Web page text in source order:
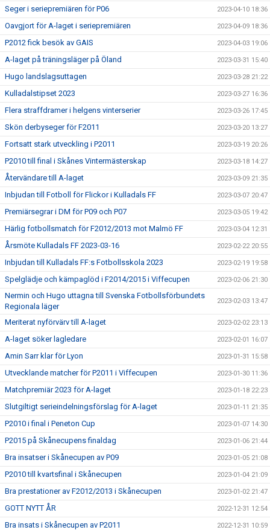
Seger i seriepremiären för P06 2023-04-10 18:36
Oavgjort för A-laget i seriepremiären 2023-04-09 18:36
P2012 fick besök av GAIS 2023-04-03 19:06
A-laget på träningsläger på Öland 2023-03-31 15:40
Hugo landslagsuttagen 2023-03-28 21:22
Kulladalstipset 2023 2023-03-27 16:36
Flera straffdramer i helgens vinterserier 2023-03-26 17:45
Skön derbyseger för F2011 2023-03-20 13:27
Fortsatt stark utveckling i P2011 2023-03-19 20:26
P2010 till final i Skånes Vintermästerskap 2023-03-18 14:27
Återvändare till A-laget 2023-03-09 21:35
Inbjudan till Fotboll för Flickor i Kulladals FF 2023-03-07 20:47
Premiärsegrar i DM för P09 och P07 2023-03-05 19:42
Härlig fotbollsmatch för F2012/2013 mot Malmö FF 2023-03-04 12:31
Årsmöte Kulladals FF 2023-03-16 2023-02-22 20:55
Inbjudan till Kulladals FF:s Fotbollsskola 2023 2023-02-19 19:58
Spelglädje och kämpaglöd i F2014/2015 i Viffecupen 2023-02-06 21:30
Nermin och Hugo uttagna till Svenska Fotbollsförbundets
Regionala läger
2023-02-03 13:47
Meriterat nyförvärv till A-laget 2023-02-02 23:13
A-laget söker lagledare 2023-02-01 16:07
Amin Sarr klar för Lyon 2023-01-31 15:58
Utvecklande matcher för P2011 i Viffecupen 2023-01-30 11:36
Matchpremiär 2023 för A-laget 2023-01-18 22:23
Slutgiltigt serieindelningsförslag för A-laget 2023-01-11 21:35
P2010 i final i Peneton Cup 2023-01-07 14:30
P2015 på Skånecupens finaldag 2023-01-06 21:44
Bra insatser i Skånecupen av P09 2023-01-05 21:08
P2010 till kvartsfinal i Skånecupen 2023-01-04 21:09
Bra prestationer av F2012/2013 i Skånecupen 2023-01-02 21:47
GOTT NYTT ÅR 2022-12-31 12:54
Bra insats i Skånecupen av P2011 2022-12-31 10:59